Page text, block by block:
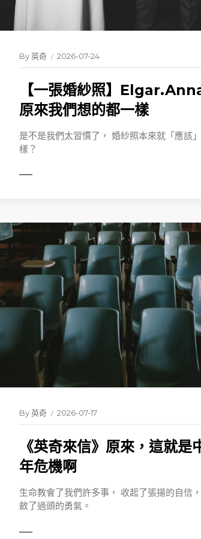
By英奇 2026-07-24
【一張婚紗照】
原來我們想的都一樣
是不是我們太習慣了， 婚紗照本來就「應該
樣？
By英奇 2026-07-17
《英奇來信》原來，這就是
年危機啊
生命教會了我們許多事， 收起了張揚的自信
斂了過頭的勇氣。